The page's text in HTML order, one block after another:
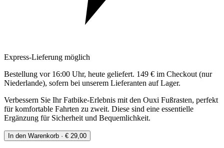
Express-Lieferung möglich
Bestellung vor 16:00 Uhr, heute geliefert. 149 € im Checkout (nur
Niederlande), sofern bei unserem Lieferanten auf Lager.
Verbessern Sie Ihr Fatbike-Erlebnis mit den Ouxi Fußrasten, perfekt
für komfortable Fahrten zu zweit. Diese sind eine essentielle
Ergänzung für Sicherheit und Bequemlichkeit.
In den Warenkorb · € 29,00